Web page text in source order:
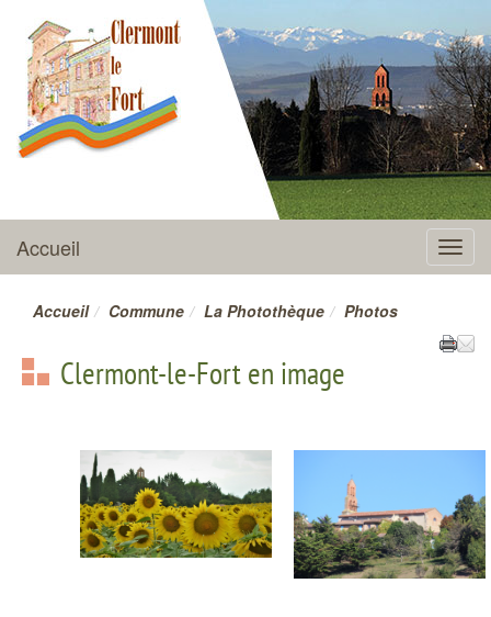
CLERMONT-LE-FORT
Menu
Accueil
Accueil Commune La Photothèque Photos
Clermont-le-Fort en image